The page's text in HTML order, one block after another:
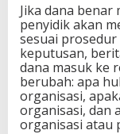
Jika dana
penyidik akan
sesuai
keputusan,
dana masuk ke
berubah: apa
organisasi,
organisasi, dan
organisasi atau